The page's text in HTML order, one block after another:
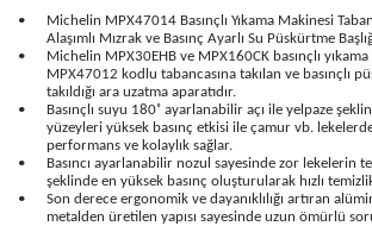
•
Michelin MPX47014 Basınçlı Yıkama Makinesi
Alaşımlı Mızrak ve Basınç Ayarlı Su Püskürtme
•
Michelin MPX30EHB ve MPX160CK basınçlı
MPX47012 kodlu tabancasına takılan ve basınçlı
takıldığı ara uzatma aparatıdır.
•
Basınçlı suyu 180˚ ayarlanabilir açı ile yelpaze
yüzeyleri yüksek basınç etkisi ile çamur vb.
performans ve kolaylık sağlar.
•
Basıncı ayarlanabilir nozul sayesinde zor lekelerin
şeklinde en yüksek basınç oluşturularak hızlı
•
Son derece ergonomik ve dayanıklılığı artıran
metalden üretilen yapısı sayesinde uzun ömürlü